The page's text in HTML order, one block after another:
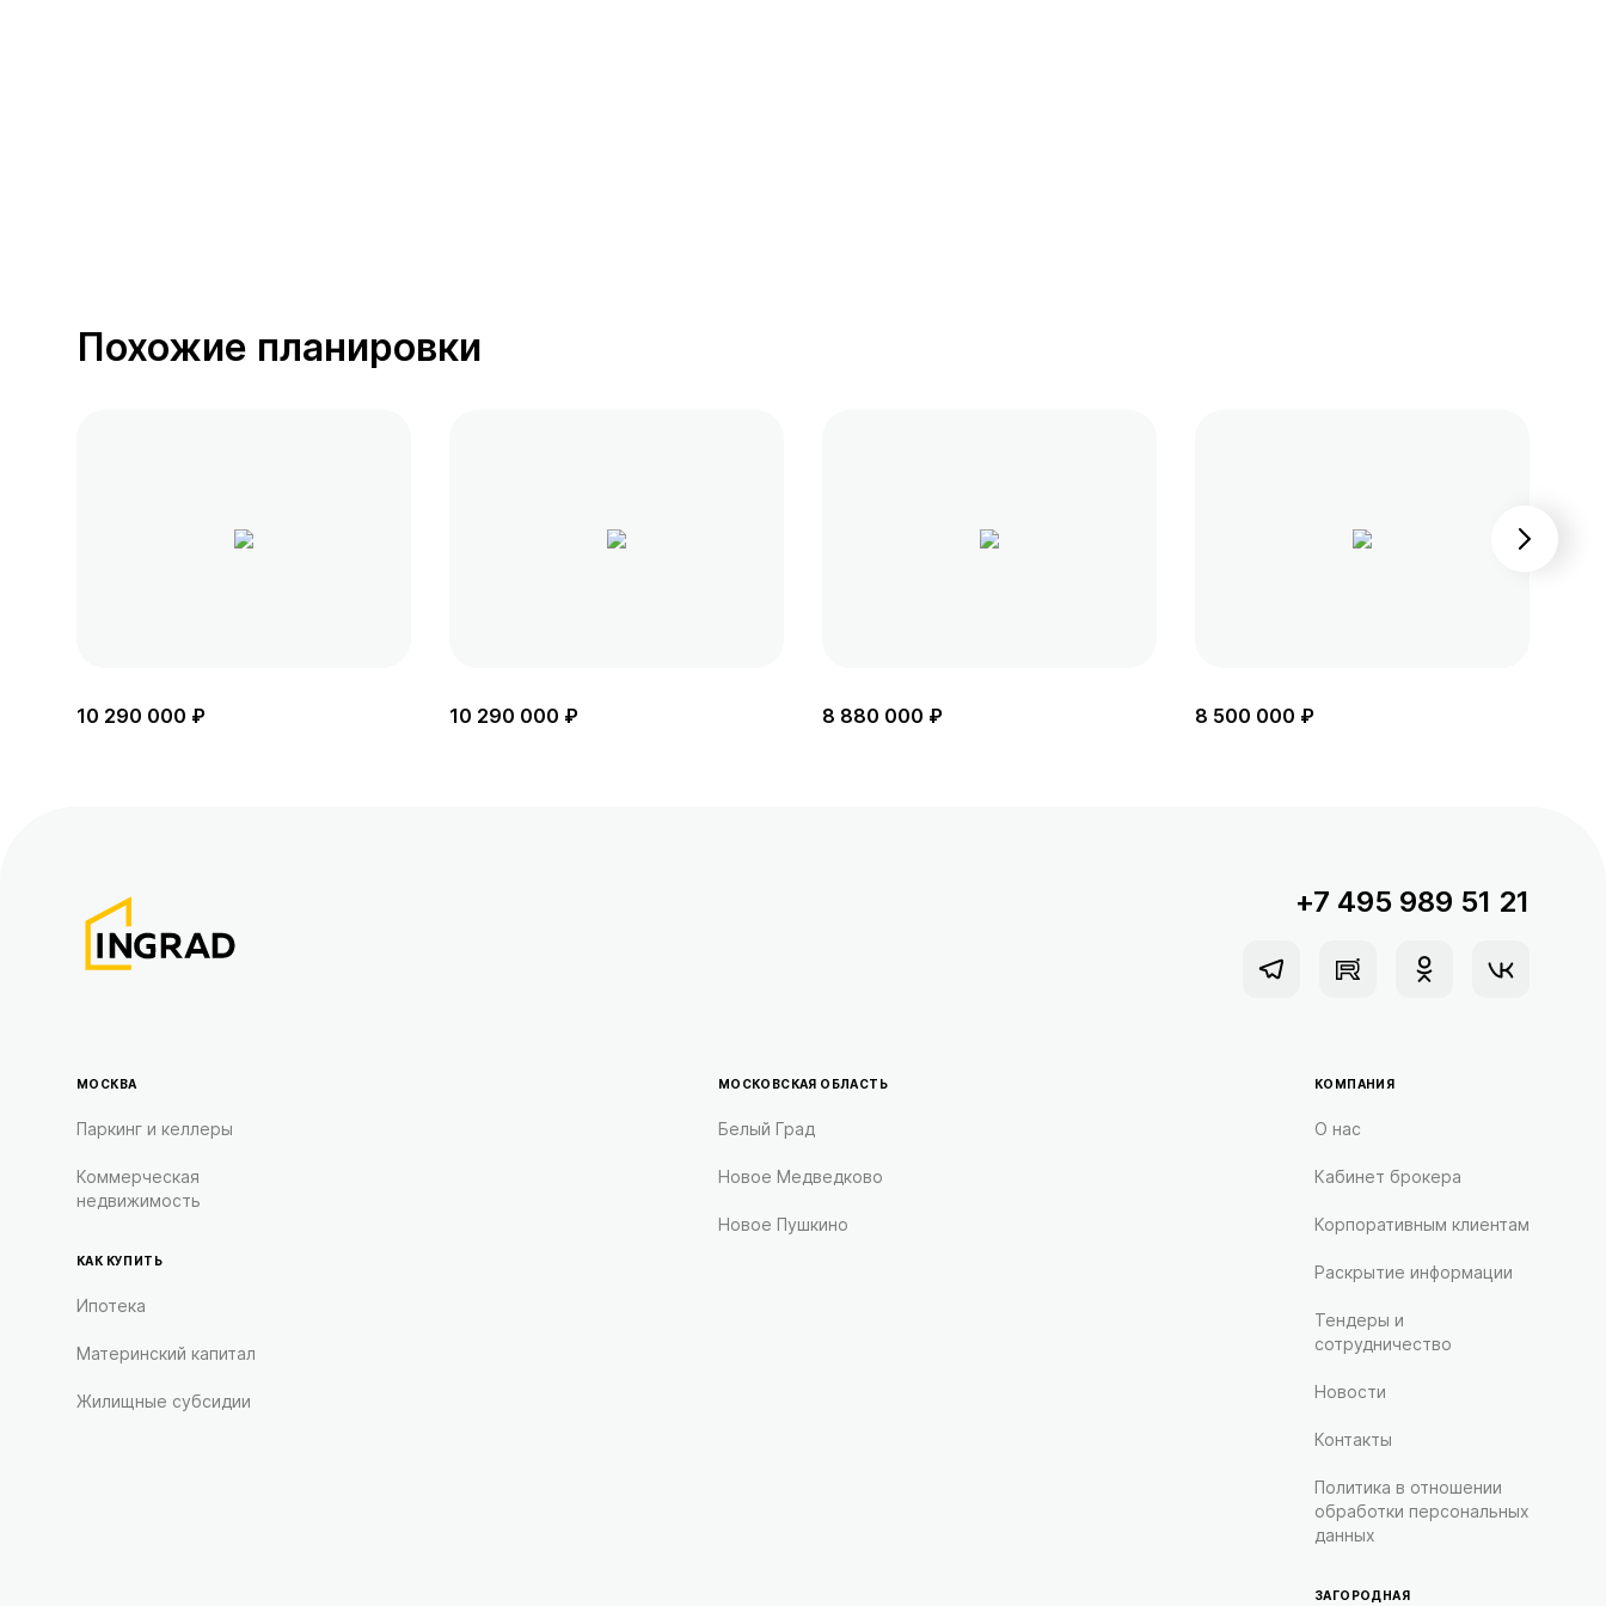
Похожие планировки
10 290 000 ₽ 10 290 000 ₽ 8 880 000 ₽ 8 500 000 ₽
+7 495 989 51 21
МОСКВА
Паркинг и келлеры
Коммерческая
недвижимость
КАК КУПИТЬ
Ипотека
Материнский капитал
Жилищные субсидии
МОСКОВСКАЯ ОБЛАСТЬ
Белый Град
Новое Медведково
Новое Пушкино
КОМПАНИЯ
О нас
Кабинет брокера
Корпоративным клиентам
Раскрытие информации
Тендеры и
сотрудничество
Новости
Контакты
Политика в отношении
обработки персональных
данных
ЗАГОРОДНАЯ